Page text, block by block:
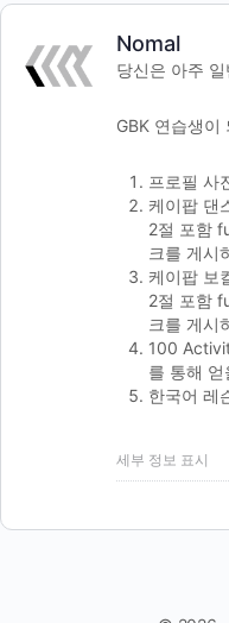
Nomal
당신은 아주
GBK 연습생이
프로필 사
케이팝 댄
2절 포함
크를 게시
케이팝 보
2절 포함
크를 게시
100
를 통해
한국어 레
세부 정보 표시